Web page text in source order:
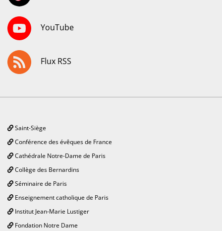
YouTube
Flux RSS
Saint-Siège
Conférence des évêques de France
Cathédrale Notre-Dame de Paris
Collège des Bernardins
Séminaire de Paris
Enseignement catholique de Paris
Institut Jean-Marie Lustiger
Fondation Notre Dame